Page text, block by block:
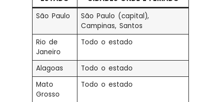
São Paulo
São Paulo (capital),
Campinas, Santos
Rio de
Janeiro
Todo o estado
Alagoas
Todo o estado
Mato
Grosso
Todo o estado